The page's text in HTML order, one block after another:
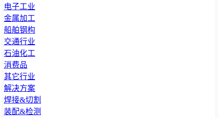
电子工业
金属加工
船舶钢构
交通行业
石油化工
消费品
其它行业
解决方案
焊接&切割
装配&检测